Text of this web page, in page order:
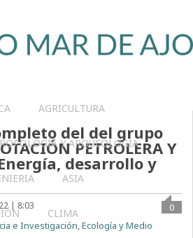
AGRICULTURA
Y ARQUEOLOGÍA
ASIA
CLIMA
del del grupo
PETROLERA Y
Energía, desarrollo y
| 8:03
0
e Investigación,Ecología y Medio